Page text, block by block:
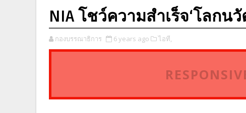
NIA โชว์ความสำเร็จ‘โลกน
กองบรรณาธิการ 6 years ago ไอที,